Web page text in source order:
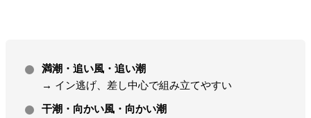
満潮・追い風・追い潮
→ イン逃げ、差し中心で組み立てやすい
干潮・向かい風・向かい潮